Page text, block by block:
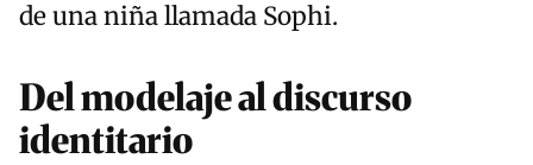
de una niña llamada Sophi.
Del modelaje al discurso
identitario